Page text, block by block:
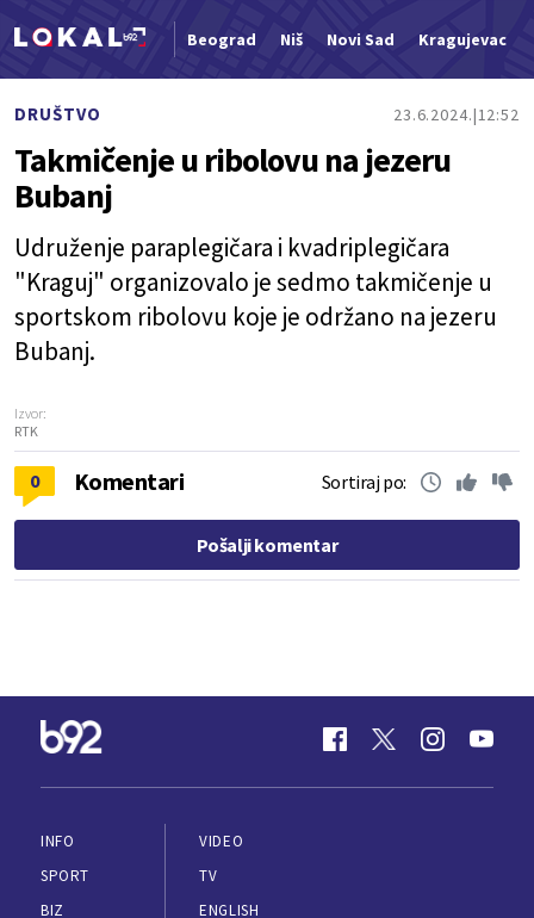
Beograd Niš Novi Sad Kragujevac
DRUŠTVO 23.6.2024. 12:52
Takmičenje u ribolovu na jezeru
Bubanj
Udruženje paraplegičara i kvadriplegičara
"Kraguj" organizovalo je sedmo takmičenje u
sportskom ribolovu koje je održano na jezeru
Bubanj.
Izvor:
RTK
0 Komentari Sortiraj po:
Pošalji komentar
INFO
SPORT
BIZ
VIDEO
TV
ENGLISH